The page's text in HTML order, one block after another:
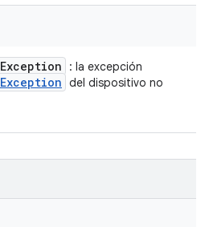
Exception : la excepción
Exception del dispositivo no